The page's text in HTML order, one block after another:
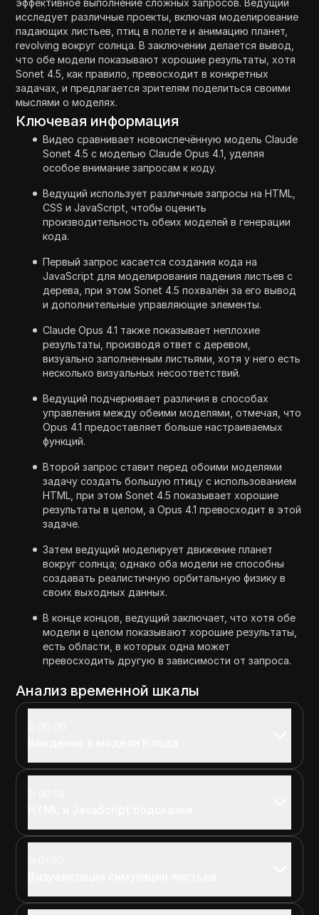
исследует различные проекты, включая моделирование
падающих листьев, птиц в полете и анимацию планет,
revolving вокруг солнца. В заключении делается вывод,
что обе модели показывают хорошие результаты, хотя
Sonet 4.5, как правило, превосходит в конкретных
задачах, и предлагается зрителям поделиться своими
мыслями о моделях.
Ключевая информация
Видео сравнивает новоиспечённую модель Claude
Sonet 4.5 с моделью Claude Opus 4.1, уделяя
особое внимание запросам к коду.
Ведущий использует различные запросы на HTML,
CSS и JavaScript, чтобы оценить
производительность обеих моделей в генерации
кода.
Первый запрос касается создания кода на
JavaScript для моделирования падения листьев с
дерева, при этом Sonet 4.5 похвалён за его вывод
и дополнительные управляющие элементы.
Claude Opus 4.1 также показывает неплохие
результаты, производя ответ с деревом,
визуально заполненным листьями, хотя у него есть
несколько визуальных несоответствий.
Ведущий подчеркивает различия в способах
управления между обеими моделями, отмечая, что
Opus 4.1 предоставляет больше настраиваемых
функций.
Второй запрос ставит перед обоими моделями
задачу создать большую птицу с использованием
HTML, при этом Sonet 4.5 показывает хорошие
результаты в целом, а Opus 4.1 превосходит в этой
задаче.
Затем ведущий моделирует движение планет
вокруг солнца; однако оба модели не способны
создавать реалистичную орбитальную физику в
своих выходных данных.
В конце концов, ведущий заключает, что хотя обе
модели в целом показывают хорошие результаты,
есть области, в которых одна может
превосходить другую в зависимости от запроса.
Анализ временной шкалы